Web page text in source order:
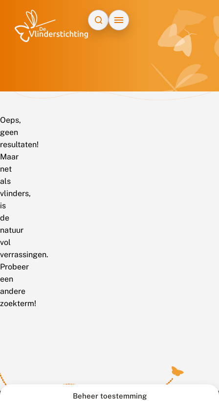
Beheer toestemming
Oeps,
geen
resultaten!
Maar
net
als
vlinders,
is
de
natuur
vol
verrassingen.
Probeer
een
andere
zoekterm!